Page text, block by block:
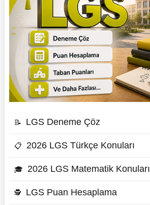
📝 LGS Deneme Çöz
📋 2026 LGS Türkçe Konuları
🎓 2026 LGS Matematik Konuları
🕵 LGS Puan Hesaplama